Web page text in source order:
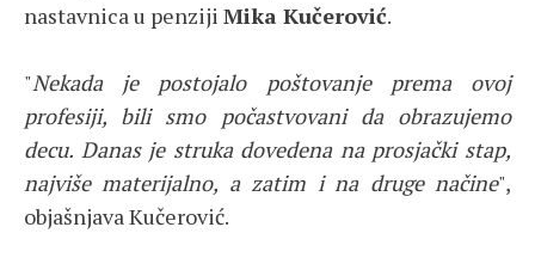
nastavnica u penziji Mika Kučerović.
"Nekada je postojalo poštovanje prema ovoj
profesiji, bili smo počastvovani da obrazujemo
decu. Danas je struka dovedena na prosjački stap,
najviše materijalno, a zatim i na druge načine",
objašnjava Kučerović.